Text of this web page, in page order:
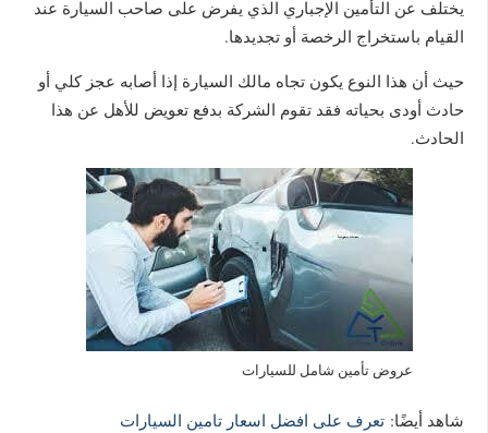
يختلف عن التأمين الإجباري الذي يفرض على صاحب السيارة عند
القيام باستخراج الرخصة أو تجديدها.
حيث أن هذا النوع يكون تجاه مالك السيارة إذا أصابه عجز كلي أو
حادث أودى بحياته فقد تقوم الشركة بدفع تعويض للأهل عن هذا
الحادث.
عروض تأمين شامل للسيارات
شاهد أيضًا:تعرف على افضل اسعار تامين السيارات